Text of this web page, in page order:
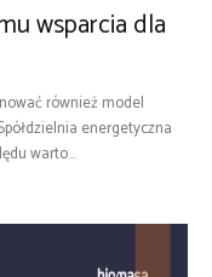
wsparcia dla
również model
energetyczna
warto...